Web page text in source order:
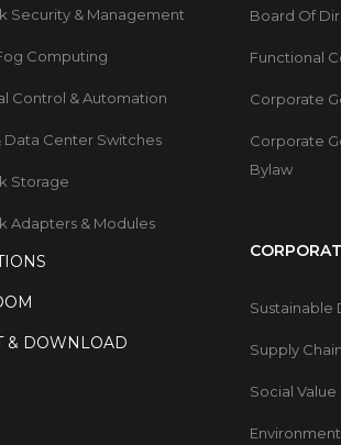
Security & Management
Computing
Control & Automation
Data Center Switches
Storage
Adapters & Modules
& DOWNLOAD
Board Of
Functional
Corporate
Corporate
Bylaw
Supply
Social Value